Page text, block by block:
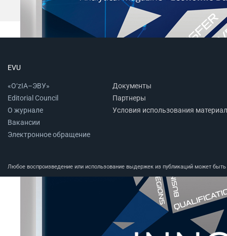
EVU
«O‘zIA–ЭВУ»
Editorial Council
О журнале
Вакансии
Электронное обращение
Документы
Партнеры
Условия использования
Любое воспроизведение или использование выдержек из публикаций может